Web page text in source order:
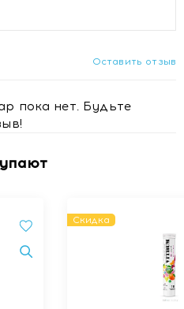
Оставить отзыв
пока нет. Будьте
Скидка